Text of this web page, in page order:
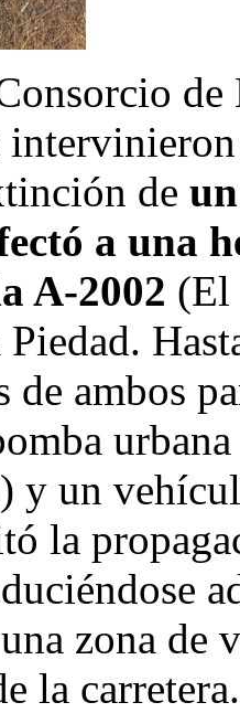
de
a una
A-2002 (El
de ambos
y un
la
zona de
la